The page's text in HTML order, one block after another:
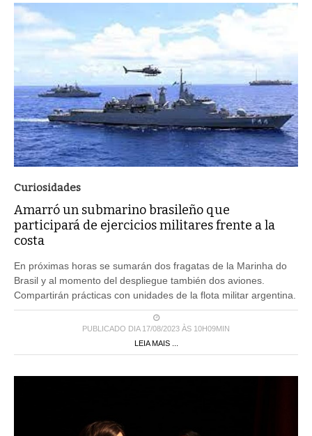
Curiosidades
Amarró un submarino brasileño que
participará de ejercicios militares frente a la
costa
En próximas horas se sumarán dos fragatas de la Marinha do
Brasil y al momento del despliegue también dos aviones.
Compartirán prácticas con unidades de la flota militar argentina.
PUBLICADO DIA 17/08/2023 ÀS 10H09MIN
LEIA MAIS ...